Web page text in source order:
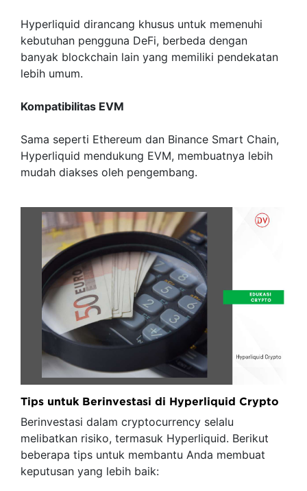
Hyperliquid dirancang khusus untuk memenuhi
kebutuhan pengguna DeFi, berbeda dengan
banyak blockchain lain yang memiliki pendekatan
lebih umum.
Kompatibilitas EVM
Sama seperti Ethereum dan Binance Smart Chain,
Hyperliquid mendukung EVM, membuatnya lebih
mudah diakses oleh pengembang.
Tips untuk Berinvestasi di Hyperliquid Crypto
Berinvestasi dalam cryptocurrency selalu
melibatkan risiko, termasuk Hyperliquid. Berikut
beberapa tips untuk membantu Anda membuat
keputusan yang lebih baik: